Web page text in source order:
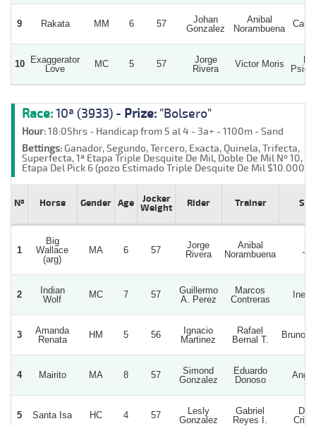
9 Rakata MM 6 57
Johan
Gonzalez
Anibal
Norambuena
10
Exaggerator
Love
MC 5 57
Jorge
Rivera
Victor Moris
Race:10ª (3933) - Prize: "Bolsero"
Hour:18:05hrs - Handicap from 5 al 4 - 3a+ - 1100m - Sand
Bettings:Ganador, Segundo, Tercero, Exacta, Quinela, Trifecta,
Superfecta, 1ª Etapa Triple Desquite De Mil, Doble De Mil Nº 10, 2ª
Etapa Del Pick 6 (pozo Estimado Triple Desquite De Mil
Nº Horse Gender Age
Jocker
Weight
Rider Trainer
1
Big
Wallace
(arg)
MA 6 57
Jorge
Rivera
Anibal
Norambuena
J.j.
2
Indian
Wolf
MC 7 57
Guillermo
A. Perez
Marcos
Contreras
3
Amanda
Renata
HM 5 56
Ignacio
Martinez
Rafael
Bernal T.
Bruno
4 Mairito MA 8 57
Simond
Gonzalez
Eduardo
Donoso
5 Santa Isa HC 4 57
Lesly
Gonzalez
Gabriel
Reyes I.